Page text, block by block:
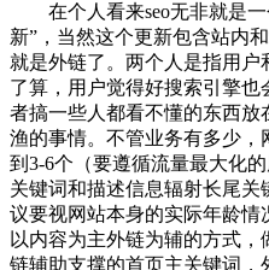
在个人看来seo无非就是一
新”，当然这个更新包含站内
就是外链了。两个人是指用
了算，用户觉得好搜索引擎
者搞一些人都看不懂的东西
渔的事情。不管业务有多少
到3-6个（要遵循流量最大化
关键词和描述信息辐射长尾
议要视网站本身的实际年龄
以内容为主外链为辅的方式
链辅助支撑的首页主关键词